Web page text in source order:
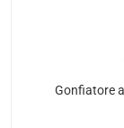
Gon­fia­to­re